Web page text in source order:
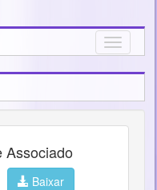
Associado
Baixar